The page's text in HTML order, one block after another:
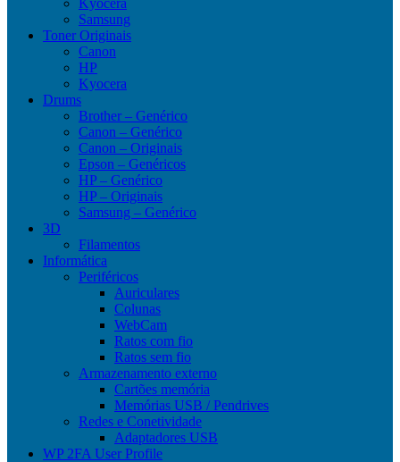
Kyocera
Samsung
Toner Originais
Canon
HP
Kyocera
Drums
Brother – Genérico
Canon – Genérico
Canon – Originais
Epson – Genéricos
HP – Genérico
HP – Originais
Samsung – Genérico
3D
Filamentos
Informática
Periféricos
Auriculares
Colunas
WebCam
Ratos com fio
Ratos sem fio
Armazenamento externo
Cartões memória
Memórias USB / Pendrives
Redes e Conetividade
Adaptadores USB
WP 2FA User Profile